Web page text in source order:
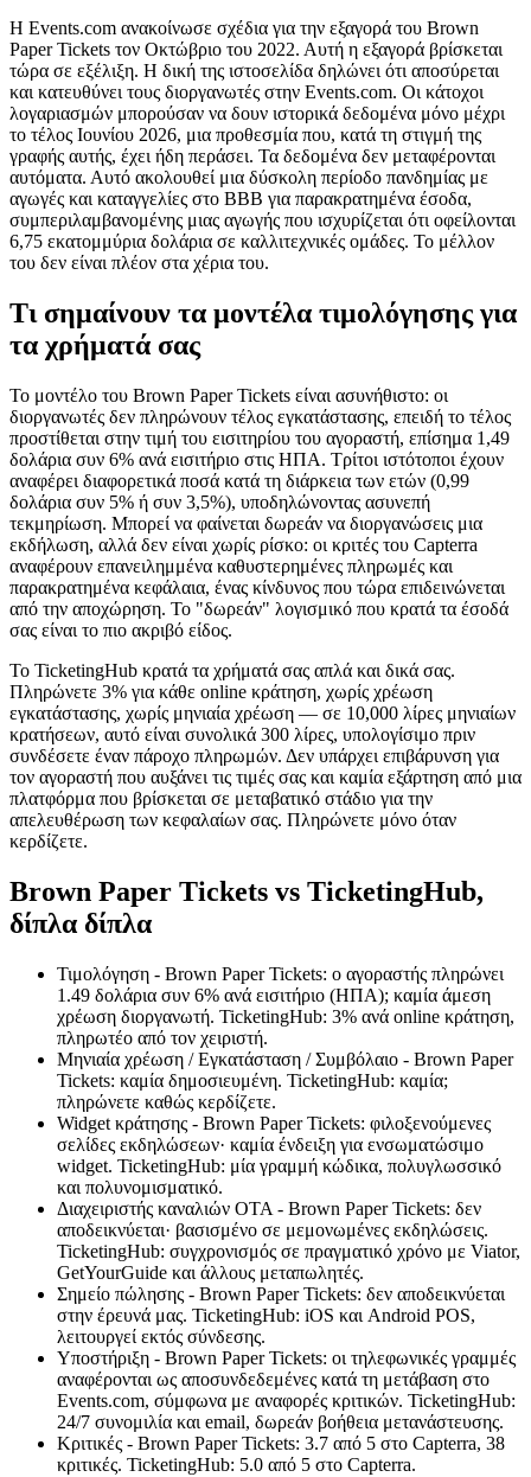
Η Events.com ανακοίνωσε σχέδια για την εξαγορά του Brown
Paper Tickets τον Οκτώβριο του 2022. Αυτή η εξαγορά βρίσκεται
τώρα σε εξέλιξη. Η δική της ιστοσελίδα δηλώνει ότι αποσύρεται
και κατευθύνει τους διοργανωτές στην Events.com. Οι κάτοχοι
λογαριασμών μπορούσαν να δουν ιστορικά δεδομένα μόνο μέχρι
το τέλος Ιουνίου 2026, μια προθεσμία που, κατά τη στιγμή της
γραφής αυτής, έχει ήδη περάσει. Τα δεδομένα δεν μεταφέρονται
αυτόματα. Αυτό ακολουθεί μια δύσκολη περίοδο πανδημίας με
αγωγές και καταγγελίες στο BBB για παρακρατημένα έσοδα,
συμπεριλαμβανομένης μιας αγωγής που ισχυρίζεται ότι οφείλονται
6,75 εκατομμύρια δολάρια σε καλλιτεχνικές ομάδες. Το μέλλον
του δεν είναι πλέον στα χέρια του.
Τι σημαίνουν τα μοντέλα τιμολόγησης για
τα χρήματά σας
Το μοντέλο του Brown Paper Tickets είναι ασυνήθιστο: οι
διοργανωτές δεν πληρώνουν τέλος εγκατάστασης, επειδή το τέλος
προστίθεται στην τιμή του εισιτηρίου του αγοραστή, επίσημα 1,49
δολάρια συν 6% ανά εισιτήριο στις ΗΠΑ. Τρίτοι ιστότοποι έχουν
αναφέρει διαφορετικά ποσά κατά τη διάρκεια των ετών (0,99
δολάρια συν 5% ή συν 3,5%), υποδηλώνοντας ασυνεπή
τεκμηρίωση. Μπορεί να φαίνεται δωρεάν να διοργανώσεις μια
εκδήλωση, αλλά δεν είναι χωρίς ρίσκο: οι κριτές του Capterra
αναφέρουν επανειλημμένα καθυστερημένες πληρωμές και
παρακρατημένα κεφάλαια, ένας κίνδυνος που τώρα επιδεινώνεται
από την αποχώρηση. Το "δωρεάν" λογισμικό που κρατά τα έσοδά
σας είναι το πιο ακριβό είδος.
Το TicketingHub κρατά τα χρήματά σας απλά και δικά σας.
Πληρώνετε 3% για κάθε online κράτηση, χωρίς χρέωση
εγκατάστασης, χωρίς μηνιαία χρέωση — σε 10,000 λίρες μηνιαίων
κρατήσεων, αυτό είναι συνολικά 300 λίρες, υπολογίσιμο πριν
συνδέσετε έναν πάροχο πληρωμών. Δεν υπάρχει επιβάρυνση για
τον αγοραστή που αυξάνει τις τιμές σας και καμία εξάρτηση από μια
πλατφόρμα που βρίσκεται σε μεταβατικό στάδιο για την
απελευθέρωση των κεφαλαίων σας. Πληρώνετε μόνο όταν
κερδίζετε.
Brown Paper Tickets vs TicketingHub,
δίπλα δίπλα
Τιμολόγηση - Brown Paper Tickets: ο αγοραστής πληρώνει
1.49 δολάρια συν 6% ανά εισιτήριο (ΗΠΑ); καμία άμεση
χρέωση διοργανωτή. TicketingHub: 3% ανά online κράτηση,
πληρωτέο από τον χειριστή.
Μηνιαία χρέωση / Εγκατάσταση / Συμβόλαιο - Brown Paper
Tickets: καμία δημοσιευμένη. TicketingHub: καμία;
πληρώνετε καθώς κερδίζετε.
Widget κράτησης - Brown Paper Tickets: φιλοξενούμενες
σελίδες εκδηλώσεων· καμία ένδειξη για ενσωματώσιμο
widget. TicketingHub: μία γραμμή κώδικα, πολυγλωσσικό
και πολυνομισματικό.
Διαχειριστής καναλιών OTA - Brown Paper Tickets: δεν
αποδεικνύεται· βασισμένο σε μεμονωμένες εκδηλώσεις.
TicketingHub: συγχρονισμός σε πραγματικό χρόνο με Viator,
GetYourGuide και άλλους μεταπωλητές.
Σημείο πώλησης - Brown Paper Tickets: δεν αποδεικνύεται
στην έρευνά μας. TicketingHub: iOS και Android POS,
λειτουργεί εκτός σύνδεσης.
Υποστήριξη - Brown Paper Tickets: οι τηλεφωνικές γραμμές
αναφέρονται ως αποσυνδεδεμένες κατά τη μετάβαση στο
Events.com, σύμφωνα με αναφορές κριτικών. TicketingHub:
24/7 συνομιλία και email, δωρεάν βοήθεια μετανάστευσης.
Κριτικές - Brown Paper Tickets: 3.7 από 5 στο Capterra, 38
κριτικές. TicketingHub: 5.0 από 5 στο Capterra.